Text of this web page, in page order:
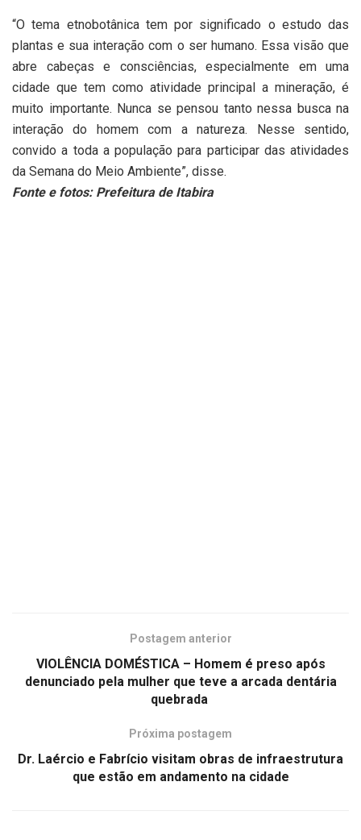
“O tema etnobotânica tem por significado o estudo das
plantas e sua interação com o ser humano. Essa visão que
abre cabeças e consciências, especialmente em uma
cidade que tem como atividade principal a mineração, é
muito importante. Nunca se pensou tanto nessa busca na
interação do homem com a natureza. Nesse sentido,
convido a toda a população para participar das atividades
da Semana do Meio Ambiente”, disse.
Fonte e fotos: Prefeitura de Itabira
Postagem anterior
VIOLÊNCIA DOMÉSTICA – Homem é preso após
denunciado pela mulher que teve a arcada dentária
quebrada
Próxima postagem
Dr. Laércio e Fabrício visitam obras de infraestrutura
que estão em andamento na cidade